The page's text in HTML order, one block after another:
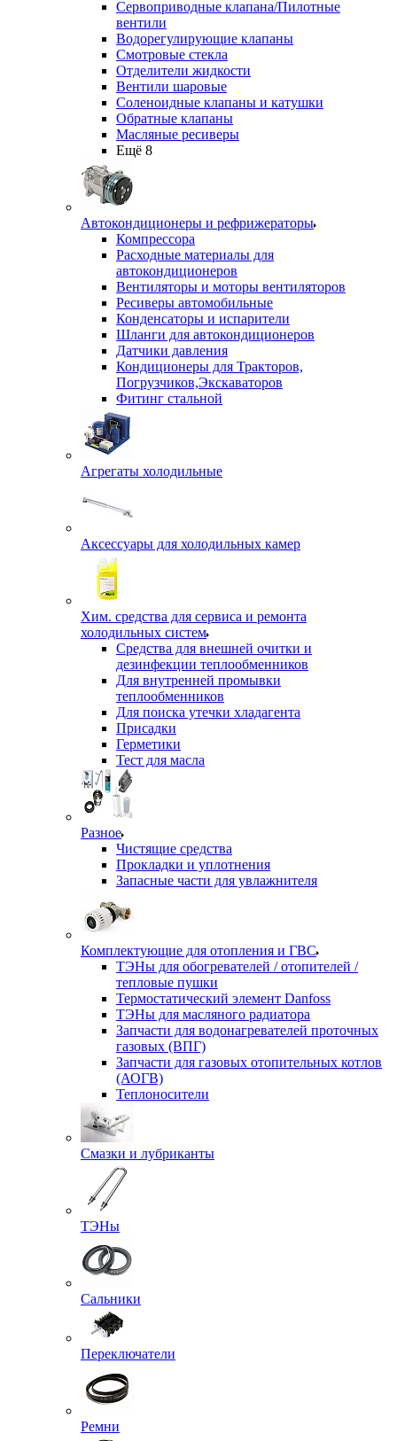
Сервоприводные клапана/Пилотные
вентили
Водорегулирующие клапаны
Смотровые стекла
Отделители жидкости
Вентили шаровые
Соленоидные клапаны и катушки
Обратные клапаны
Масляные ресиверы
Ещё 8
Автокондиционеры и рефрижераторы
Компрессора
Расходные материалы для
автокондиционеров
Вентиляторы и моторы вентиляторов
Ресиверы автомобильные
Конденсаторы и испарители
Шланги для автокондиционеров
Датчики давления
Кондиционеры для Тракторов,
Погрузчиков,Экскаваторов
Фитинг стальной
Агрегаты холодильные
Аксессуары для холодильных камер
Хим. средства для сервиса и ремонта
холодильных систем
Средства для внешней очитки и
дезинфекции теплообменников
Для внутренней промывки
теплообменников
Для поиска утечки хладагента
Присадки
Герметики
Тест для масла
Разное
Чистящие средства
Прокладки и уплотнения
Запасные части для увлажнителя
Комплектующие для отопления и ГВС
ТЭНы для обогревателей / отопителей /
тепловые пушки
Термостатический элемент Danfoss
ТЭНы для масляного радиатора
Запчасти для водонагревателей проточных
газовых (ВПГ)
Запчасти для газовых отопительных котлов
(АОГВ)
Теплоносители
Смазки и лубриканты
ТЭНы
Сальники
Переключатели
Ремни